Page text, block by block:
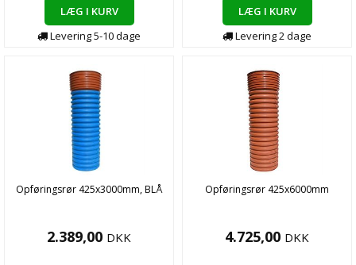
LÆG I KURV
Levering5-10dage
LÆG I KURV
Levering2dage
Opføringsrør 425x3000mm, BLÅ
2.389,00 DKK
Opføringsrør 425x6000mm
4.725,00 DKK